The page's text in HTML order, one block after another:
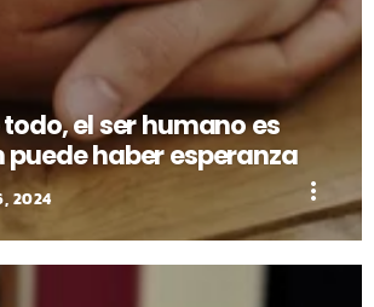
el ser humano es
puede haber esperanza
2024 more_vert